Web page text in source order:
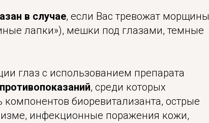
в случае, если Вас тревожат морщины
лапки»), мешки под глазами, темные
глаз с использованием препарата
противопоказаний, среди которых
биоревитализанта, острые
инфекционные поражения кожи,